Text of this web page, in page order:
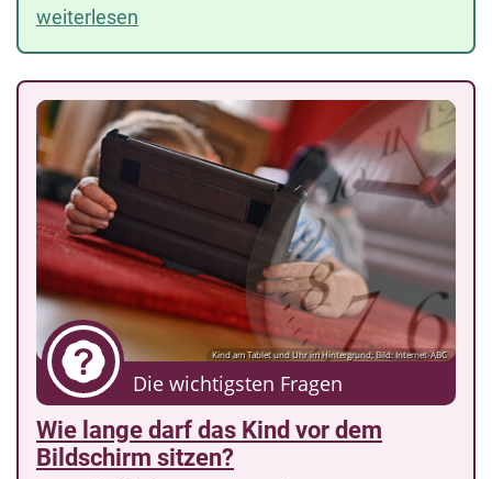
weiterlesen
Kind am Tablet und Uhr im Hintergrund; Bild: Internet-ABC
Die wichtigsten Fragen
Wie lange darf das Kind vor dem
Bildschirm sitzen?